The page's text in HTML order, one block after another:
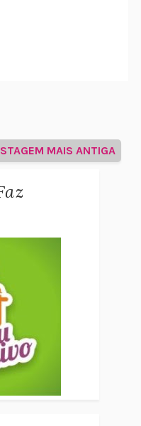
MAIS ANTIGA